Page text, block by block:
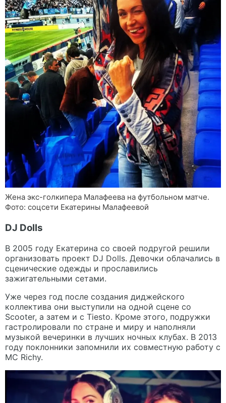
Жена экс-голкипера Малафеева на футбольном матче.
Фото: соцсети Екатерины Малафеевой
DJ Dolls
В 2005 году Екатерина со своей подругой решили
организовать проект DJ Dolls. Девочки облачались в
сценические одежды и прославились
зажигательными сетами.
Уже через год после создания диджейского
коллектива они выступили на одной сцене со
Scooter, а затем и с Tiesto. Кроме этого, подружки
гастролировали по стране и миру и наполняли
музыкой вечеринки в лучших ночных клубах. В 2013
году поклонники запомнили их совместную работу с
MC Richy.